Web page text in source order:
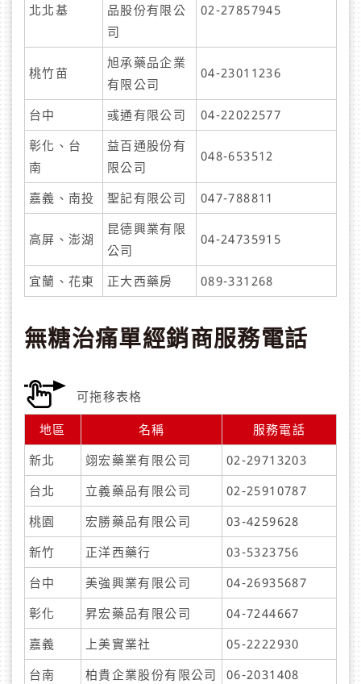
北北基
品股份有限公
司
02-27857945
桃竹苗
旭承藥品企業
有限公司
04-23011236
台中 彧通有限公司
04-22022577
彰化、台
南
益百通股份有
限公司
048-653512
嘉義、南投 聖記有限公司 047-788811
高屏、澎湖
昆德興業有限
公司
04-24735915
宜蘭、花東 正大西藥房 089-331268
無糖治痛單經銷商服務電話
地區 名稱
服務電話
新北
翊宏藥業有限公司
02-29713203
台北
立義藥品有限公司
02-25910787
桃園
宏勝藥品有限公司
03-4259628
新竹
正洋西藥行
03-5323756
台中
美強興業有限公司
04-26935687
彰化
昇宏藥品有限公司
04-7244667
嘉義
上美實業社
05-2222930
台南
柏貴企業股份有限公司
06-2031408